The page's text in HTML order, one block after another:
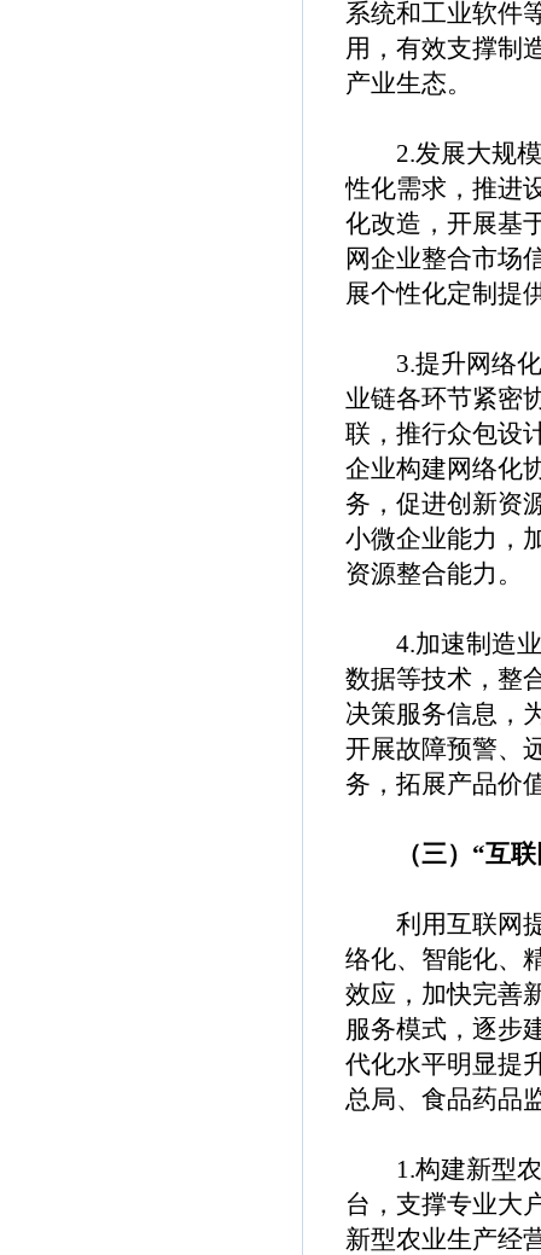
系统和工业软件
用，有效支撑制
产业生态。
2.发展大规模
性化需求，推进
化改造，开展基
网企业整合市场
展个性化定制提
3.提升网络化
业链各环节紧密
联，推行众包设
企业构建网络化
务，促进创新资
小微企业能力，
资源整合能力。
4.加速制造业
数据等技术，整
决策服务信息，
开展故障预警、
务，拓展产品价
（三）“互联
利用互联网提
络化、智能化、
效应，加快完善
服务模式，逐步
代化水平明显提
总局、食品药品
1.构建新型农
台，支撑专业大
新型农业生产经